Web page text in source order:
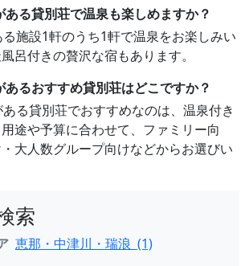
ある貸別荘で温泉も楽しめますか？
施設1軒のうち1軒で温泉をお楽しみい
呂付きの贅沢な宿もあります。
あるおすすめ貸別荘はどこですか？
る貸別荘でおすすめなのは、温泉付き
途や予算に合わせて、ファミリー向
大人数グループ向けなどからお選びい
索
恵那・中津川・瑞浪 (1)